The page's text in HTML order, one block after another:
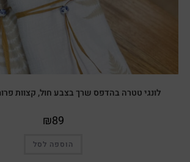
לונגי טטרה בהדפס שרך בצבע חול, קצוות פרומים,
₪89
הוספה לסל